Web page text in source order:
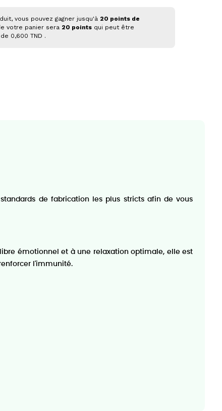
vous pouvez gagner jusqu'à 20 points de
votre panier sera 20 pointsqui peut être
0,600 TND .
standards de fabrication les plus stricts afin de vous
émotionnel et à une relaxation optimale, elle est
l'immunité.